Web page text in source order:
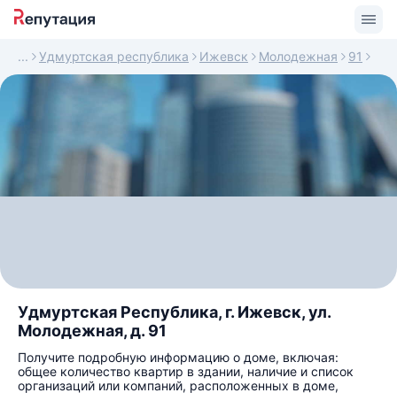
Удмуртская республика Ижевск Молодежная 91
Удмуртская Республика, г. Ижевск, ул.
Молодежная, д. 91
Получите подробную информацию о доме, включая:
общее количество квартир в здании, наличие и список
организаций или компаний, расположенных в доме,